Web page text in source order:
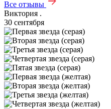
Все отзывы
Виктория .
30 сентября